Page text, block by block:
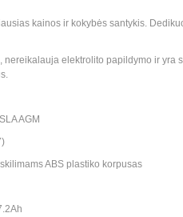
kainos ir kokybės santykis.
nereikalauja elektrolito papildymo ir
AGM
ABS plastiko korpusas